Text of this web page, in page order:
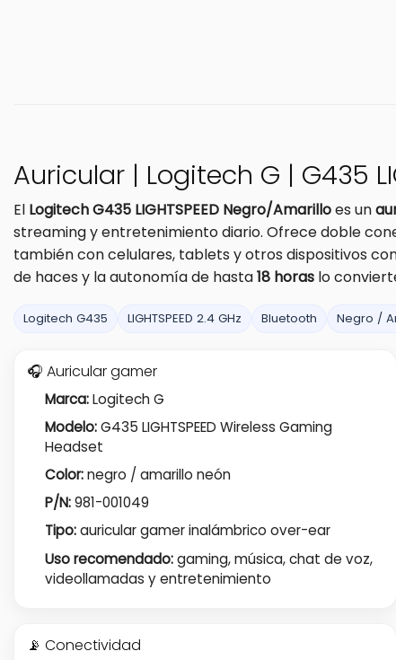
Auricular | Logitech G | G435
El Logitech G435 LIGHTSPEED Negro/Amarilloes un
streaming y entretenimiento diario. Ofrece doble
también con celulares, tablets y otros dispositivos
de haces y la autonomía de hasta18 horas lo
Logitech G435 LIGHTSPEED 2.4 GHz Bluetooth Negro /
🎧 Auricular gamer
Marca:Logitech G
Modelo:G435 LIGHTSPEED Wireless Gaming
Headset
Color:negro / amarillo neón
P/N:981-001049
Tipo:auricular gamer inalámbrico over-ear
Uso recomendado:gaming, música, chat de voz,
videollamadas y entretenimiento
📡 Conectividad